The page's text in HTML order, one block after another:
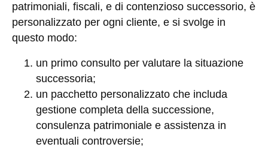
patrimoniali, fiscali, e di contenzioso successorio, è
personalizzato per ogni cliente, e si svolge in
questo modo:
un primo consulto per valutare la situazione
successoria;
un pacchetto personalizzato che includa
gestione completa della successione,
consulenza patrimoniale e assistenza in
eventuali controversie;